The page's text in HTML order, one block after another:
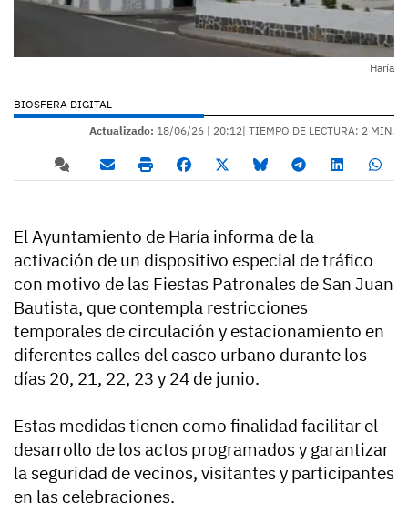
Haría
BIOSFERA DIGITAL
Actualizado: 18/06/26 | 20:12| TIEMPO DE LECTURA: 2 MIN.
El Ayuntamiento de Haría informa de la
activación de un dispositivo especial de tráfico
con motivo de las Fiestas Patronales de San Juan
Bautista, que contempla restricciones
temporales de circulación y estacionamiento en
diferentes calles del casco urbano durante los
días 20, 21, 22, 23 y 24 de junio.
Estas medidas tienen como finalidad facilitar el
desarrollo de los actos programados y garantizar
la seguridad de vecinos, visitantes y participantes
en las celebraciones.